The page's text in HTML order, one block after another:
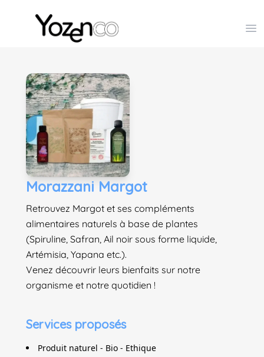
Yozenco - Organisateur de Salons, Evénements et
Morazzani Margot
Retrouvez Margot et ses compléments
alimentaires naturels à base de plantes
(Spiruline, Safran, Ail noir sous forme liquide,
Artémisia, Yapana etc.).
Venez découvrir leurs bienfaits sur notre
organisme et notre quotidien !
Services proposés
Produit naturel - Bio - Ethique